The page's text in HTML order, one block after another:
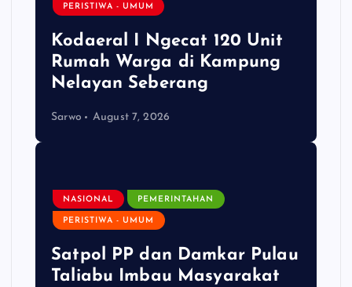
PERISTIWA - UMUM
Kodaeral I Ngecat 120 Unit
Rumah Warga di Kampung
Nelayan Seberang
Sarwo August 7, 2026
NASIONAL PEMERINTAHAN
PERISTIWA - UMUM
Satpol PP dan Damkar Pulau
Taliabu Imbau Masyarakat